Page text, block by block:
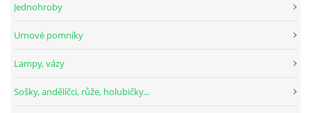
Jednohroby
Urnové pomníky
Lampy, vázy
Sošky, andělíčci, růže, holubičky...